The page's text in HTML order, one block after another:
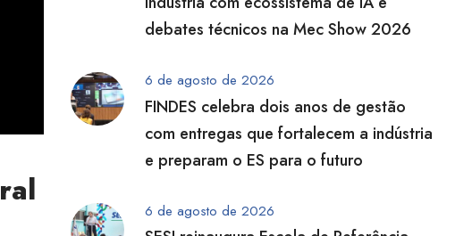
debates técnicos na Mec Show 2026
6 de agosto de 2026
FINDES celebra dois anos de gestão
com entregas que fortalecem a indústria
e preparam o ES para o futuro
6 de agosto de 2026